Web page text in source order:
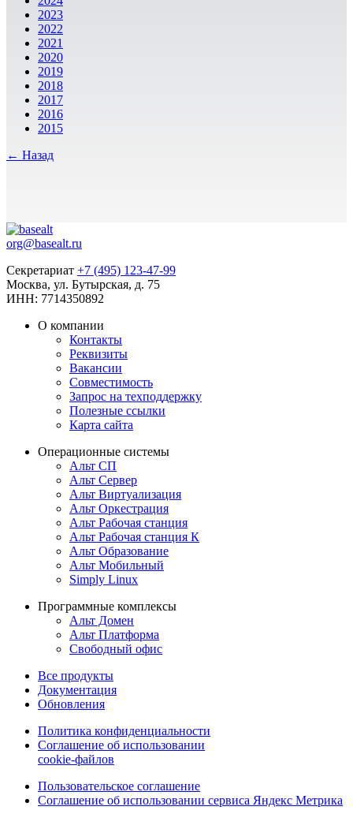
2023
2022
2021
2020
2019
2018
2017
2016
2015
← Назад
org@basealt.ru
Секретариат +7 (495) 123-47-99
Москва, ул. Бутырская, д. 75
ИНН: 7714350892
О компании
Контакты
Реквизиты
Вакансии
Совместимость
Запрос на техподдержку
Полезные ссылки
Карта сайта
Операционные системы
Альт СП
Альт Сервер
Альт Виртуализация
Альт Оркестрация
Альт Рабочая станция
Альт Рабочая станция К
Альт Образование
Альт Мобильный
Simply Linux
Программные комплексы
Альт Домен
Альт Платформа
Свободный офис
Все продукты
Документация
Обновления
Политика конфиденциальности
Соглашение об использовании
cookie-файлов
Пользовательское соглашение
Соглашение об использовании сервиса Яндекс Метрика